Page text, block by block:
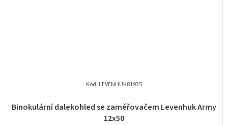
Binokulární dalekohled se zaměřovačem Levenhuk Army
12x50
Kód: LEVENHUK81935